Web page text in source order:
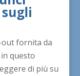
fornita da
questo
di più su